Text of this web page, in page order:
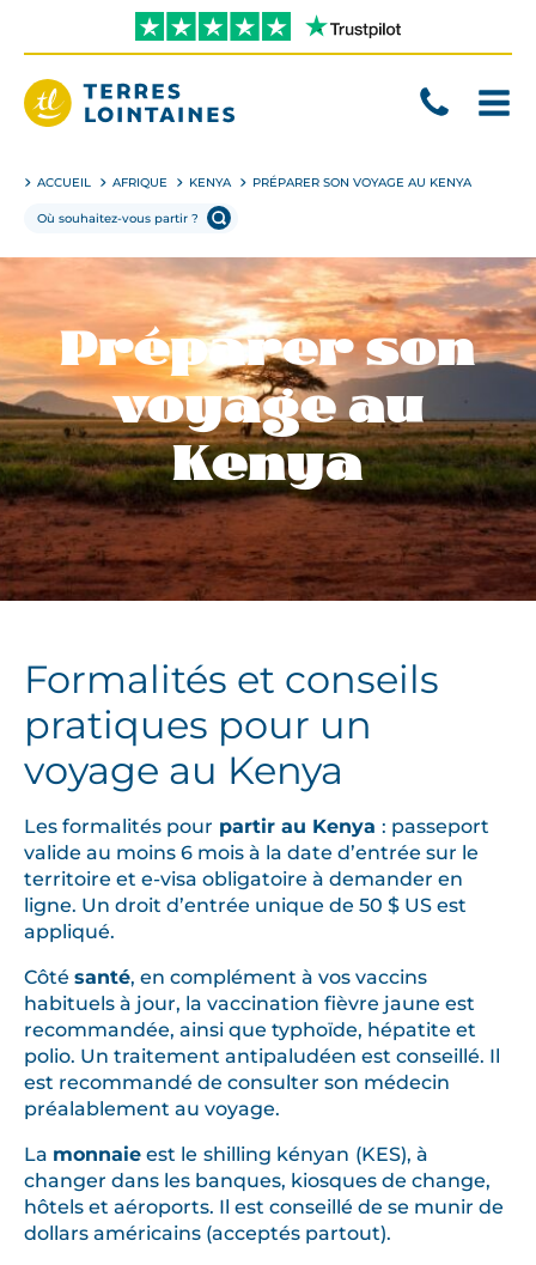
directement
contenu
ACCUEIL AFRIQUE KENYA PRÉPARER SON VOYAGE AU KENYA
Préparer son
voyage au
Kenya
Formalités et conseils
pratiques pour un
voyage au Kenya
Les formalités pour partir au Kenya : passeport
valide au moins 6 mois à la date d’entrée sur le
territoire et e-visa obligatoire à demander en
ligne. Un droit d’entrée unique de 50 $ US est
appliqué.
Côté santé, en complément à vos vaccins
habituels à jour, la vaccination fièvre jaune est
recommandée, ainsi que typhoïde, hépatite et
polio. Un traitement antipaludéen est conseillé. Il
est recommandé de consulter son médecin
préalablement au voyage.
La monnaie est le shilling kényan (KES), à
changer dans les banques, kiosques de change,
hôtels et aéroports. Il est conseillé de se munir de
dollars américains (acceptés partout).